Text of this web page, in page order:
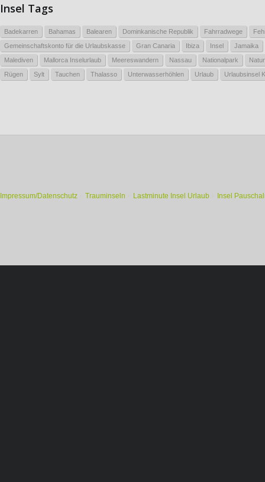
Insel Tags
Badekarren Bahamas Balearen Dominkanische Republik Fahrradwege
Gemeinschaftskonto für die Urlaubskasse
Gran Canaria Ibiza Insel
Jamaika
Malediven
Mallorca Inselurlaub Meereswandern Nassau Nationalpark
Natur
Rügen
Sylt Tauchen Thalasso Unterwasserhöhlen Urlaub Urlaubsinsel
Impressum/Datenschutz Trauminseln Lastminute Insel Urlaub Insel